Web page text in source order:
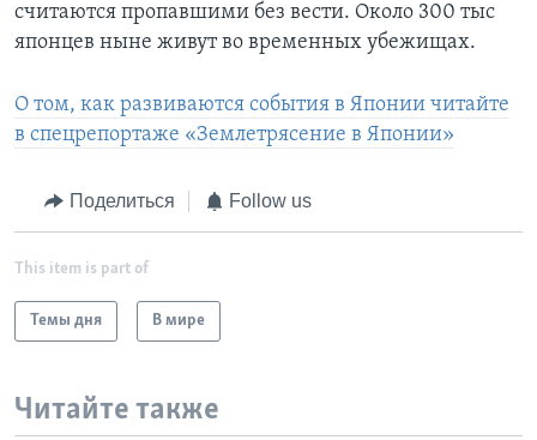
считаются пропавшими без вести. Около 300 тыс
японцев ныне живут во временных убежищах.
О том, как развиваются события в Японии читайте
в спецрепортаже «Землетрясение в Японии»
Поделиться Follow us
This item is part of
Темы дня В мире
Читайте также